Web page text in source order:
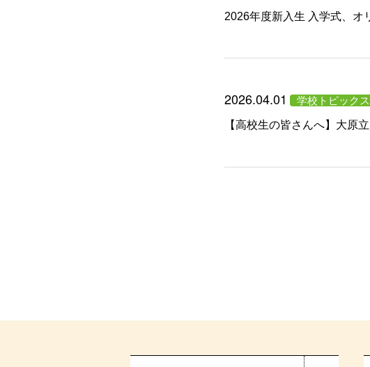
2026年度新入生 入学式、オ
2026.04.01 学校トピックス
【高校生の皆さんへ】大原